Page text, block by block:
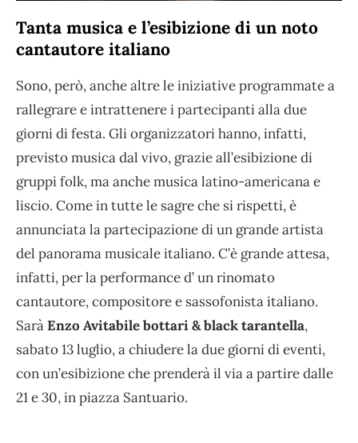
Tanta musica e l’esibizione di un noto
cantautore italiano
Sono, però, anche altre le iniziative programmate a
rallegrare e intrattenere i partecipanti alla due
giorni di festa. Gli organizzatori hanno, infatti,
previsto musica dal vivo, grazie all’esibizione di
gruppi folk, ma anche musica latino-americana e
liscio. Come in tutte le sagre che si rispetti, è
annunciata la partecipazione di un grande artista
del panorama musicale italiano. C’è grande attesa,
infatti, per la performance d’ un rinomato
cantautore, compositore e sassofonista italiano.
SaràEnzo Avitabile bottari & black tarantella,
sabato 13 luglio, a chiudere la due giorni di eventi,
con un’esibizione che prenderà il via a partire dalle
21 e 30, in piazza Santuario.